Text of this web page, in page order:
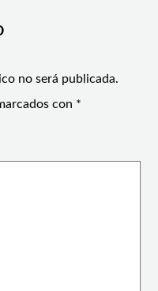
no será publicada.
con *